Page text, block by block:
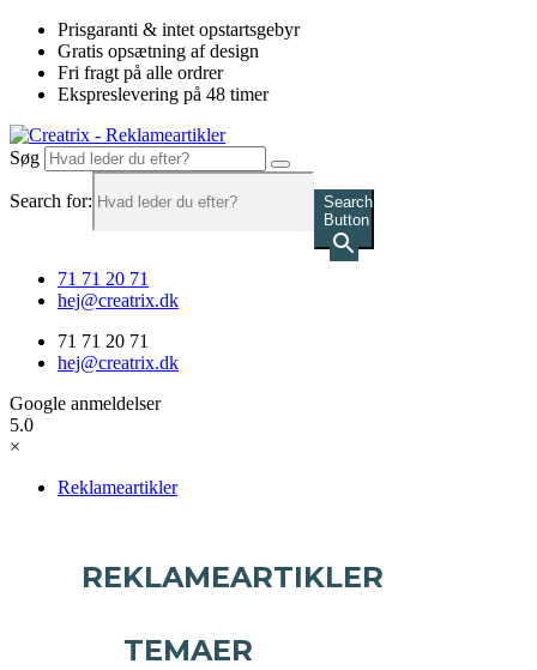
Videre
indhold
Prisgaranti & intet opstartsgebyr
Gratis opsætning af design
Fri fragt på alle ordrer
Ekspreslevering på 48 timer
Søg
Search for:
Search
Button
71 71 20 71
hej@creatrix.dk
71 71 20 71
hej@creatrix.dk
Google anmeldelser
5.0
×
Reklameartikler
REKLAMEARTIKLER
TEMAER